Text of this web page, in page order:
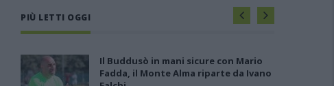
PIÙ LETTI OGGI
Il Buddusò in mani sicure con Mario
Fadda, il Monte Alma riparte da Ivano